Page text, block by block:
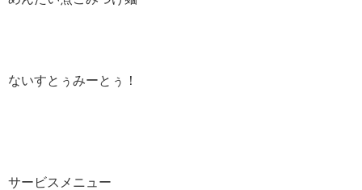
ないすとぅみーとぅ！
サービスメニュー